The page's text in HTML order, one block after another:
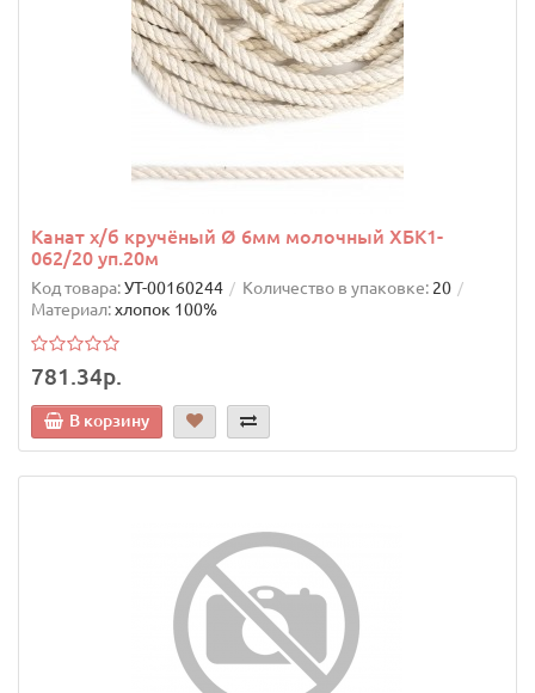
Канат х/б кручёный Ø 6мм молочный ХБК1-
062/20 уп.20м
Код товара:УТ-00160244 Количество в упаковке: 20
Материал:хлопок 100%
781.34р.
В корзину